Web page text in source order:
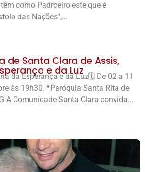
como Padroeiro este que é
das Nações”,...
de Santa Clara de Assis,
e da Luz
da Esperança e da Luz🗓️ De 02 a 11
às 19h30📍Paróquia Santa Rita de
A Comunidade Santa Clara convida...